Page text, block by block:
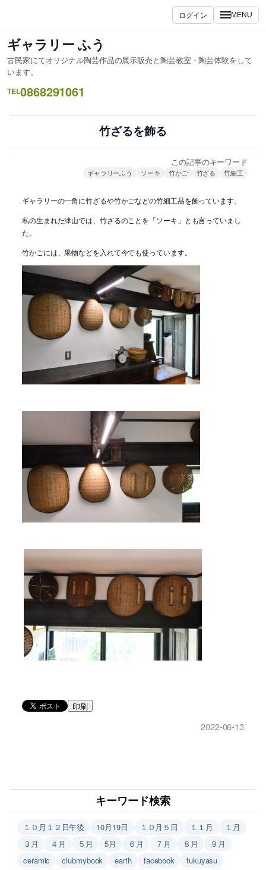
ス
キ
ッ
プ
ログイン MENU
ギャラリー ふう
古民家にてオリジナル陶芸作品の展示販売と陶芸教室・陶芸体験をして
います。
TEL0868291061
竹ざるを飾る
この記事のキーワード
ギャラリーふう ソーキ 竹かご 竹ざる 竹細工
ギャラリーの一角に竹ざるや竹かごなどの竹細工品を飾っています。
私の生まれた津山では、竹ざるのことを「ソーキ」とも言っていまし
た。
竹かごには、果物などを入れて今でも使っています。
印刷
2022-06-13
キーワード検索
１０月１２日午後 10月19日 １０月５日 １１月
１月
３月
４月 ５月 5月 ６月 ７月 ８月
９月
ceramic
clubmybook earth facebook
fukuyasu